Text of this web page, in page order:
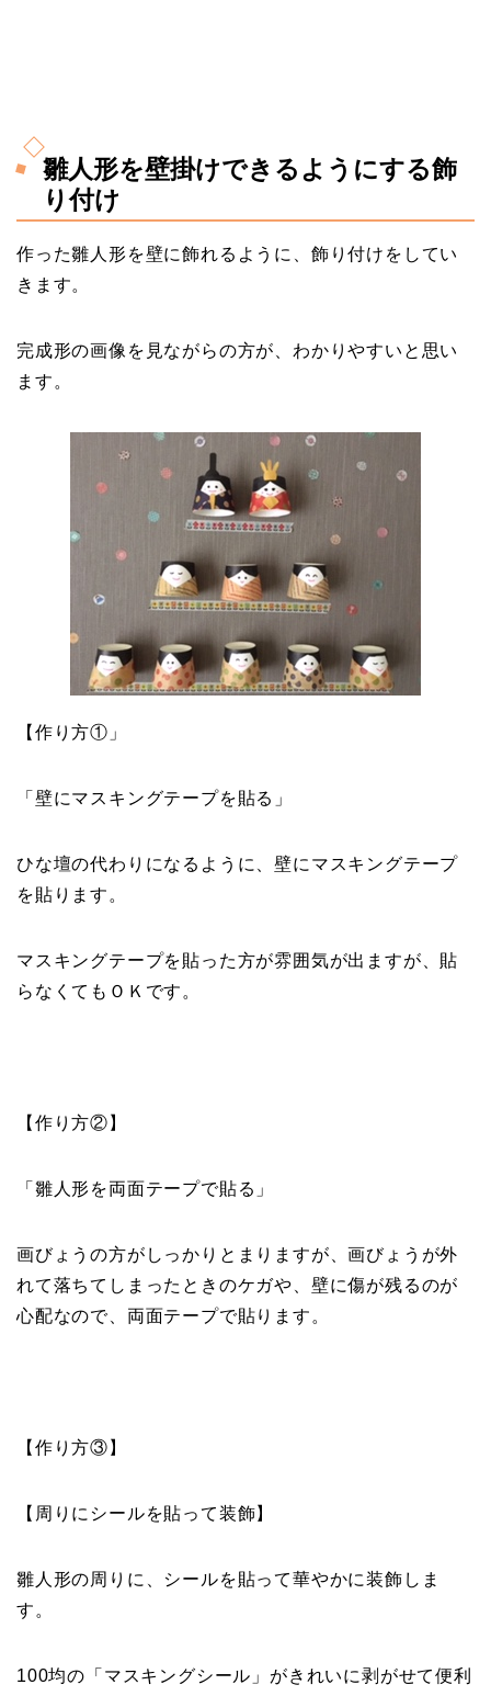
雛人形を壁掛けできるようにする飾
り付け
作った雛人形を壁に飾れるように、飾り付けをしてい
きます。
完成形の画像を見ながらの方が、わかりやすいと思い
ます。
【作り方①」
「壁にマスキングテープを貼る」
ひな壇の代わりになるように、壁にマスキングテープ
を貼ります。
マスキングテープを貼った方が雰囲気が出ますが、貼
らなくてもＯＫです。
【作り方②】
「雛人形を両面テープで貼る」
画びょうの方がしっかりとまりますが、画びょうが外
れて落ちてしまったときのケガや、壁に傷が残るのが
心配なので、両面テープで貼ります。
【作り方③】
【周りにシールを貼って装飾】
雛人形の周りに、シールを貼って華やかに装飾しま
す。
100均の「マスキングシール」がきれいに剥がせて便利